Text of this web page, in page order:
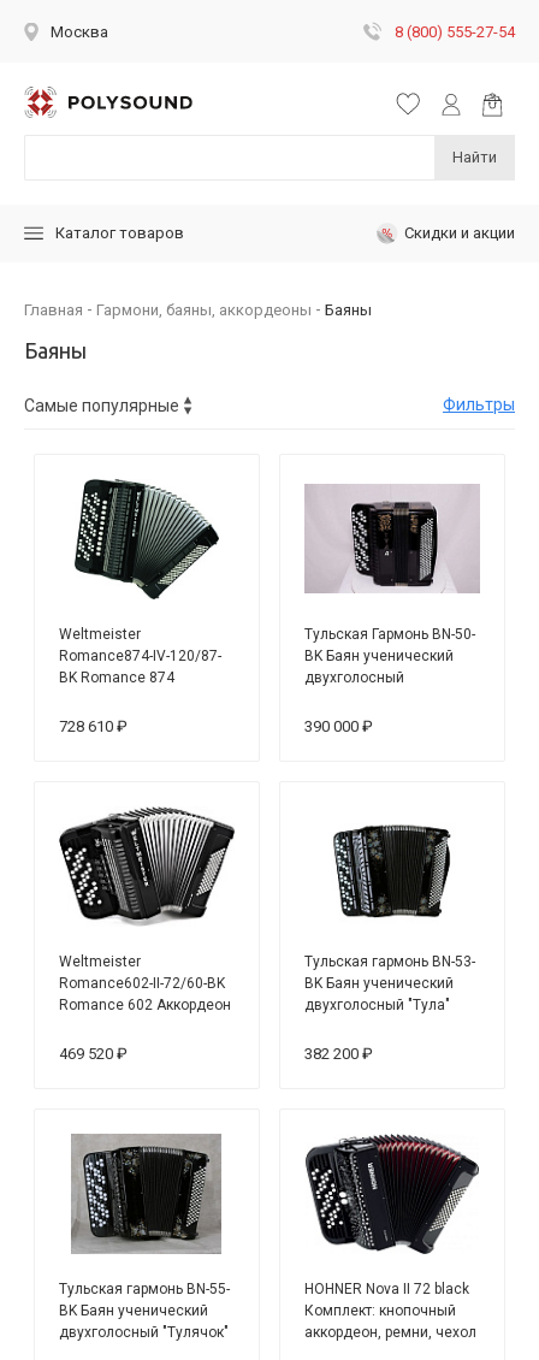
Москва 8 (800) 555-27-54
Найти
Каталог товаров Скидки и акции
Главная Гармони, баяны, аккордеоны Баяны
Баяны
Фильтры
Weltmeister
Romance874-IV-120/87-
BK Romance 874
87/120/IV/11/5, черный
728 610 ₽
Тульская Гармонь BN-50-
BK Баян ученический
двухголосный
выборным
390 000 ₽
Weltmeister
Romance602-II-72/60-BK
Romance 602 Аккордеон
черный
469 520 ₽
Тульская гармонь BN-53-
BK Баян ученический
двухголосный "Тула"
382 200 ₽
Тульская гармонь BN-55-
BK Баян ученический
двухголосный "Тулячок"
HOHNER Nova II 72 black
Комплект: кнопочный
аккордеон, ремни, чехол